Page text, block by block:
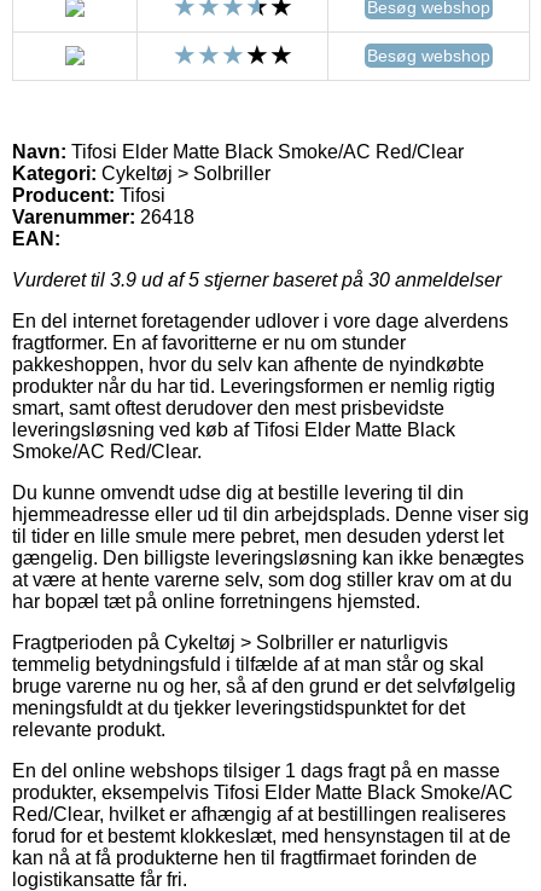
Besøg webshop
Besøg webshop
Navn: Tifosi Elder Matte Black Smoke/AC Red/Clear
Kategori: Cykeltøj > Solbriller
Producent: Tifosi
Varenummer: 26418
EAN:
Vurderet til 3.9 ud af 5 stjerner baseret på 30 anmeldelser
En del internet foretagender udlover i vore dage alverdens
fragtformer. En af favoritterne er nu om stunder
pakkeshoppen, hvor du selv kan afhente de nyindkøbte
produkter når du har tid. Leveringsformen er nemlig rigtig
smart, samt oftest derudover den mest prisbevidste
leveringsløsning ved køb af Tifosi Elder Matte Black
Smoke/AC Red/Clear.
Du kunne omvendt udse dig at bestille levering til din
hjemmeadresse eller ud til din arbejdsplads. Denne viser sig
til tider en lille smule mere pebret, men desuden yderst let
gængelig. Den billigste leveringsløsning kan ikke benægtes
at være at hente varerne selv, som dog stiller krav om at du
har bopæl tæt på online forretningens hjemsted.
Fragtperioden på Cykeltøj > Solbriller er naturligvis
temmelig betydningsfuld i tilfælde af at man står og skal
bruge varerne nu og her, så af den grund er det selvfølgelig
meningsfuldt at du tjekker leveringstidspunktet for det
relevante produkt.
En del online webshops tilsiger 1 dags fragt på en masse
produkter, eksempelvis Tifosi Elder Matte Black Smoke/AC
Red/Clear, hvilket er afhængig af at bestillingen realiseres
forud for et bestemt klokkeslæt, med hensynstagen til at de
kan nå at få produkterne hen til fragtfirmaet forinden de
logistikansatte får fri.